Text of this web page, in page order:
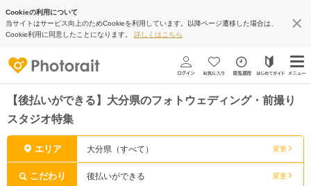
Cookieの利用について
当サイトはサービス向上のためCookieを利用しています。以降ページ遷移した場合は、
Cookie利用に同意したことになります。 詳しくはこちら
【後払いができる】大分県のフォトウェディング・前撮り
スタジオ特集
エリア 大分県（すべて） 変更
こだわり 後払いができる 変更